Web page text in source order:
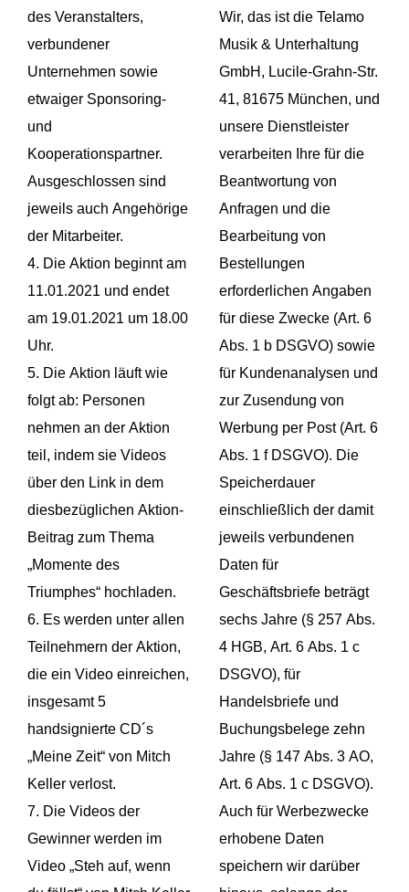
des Veranstalters,
verbundener
Unternehmen sowie
etwaiger Sponsoring-
und
Kooperationspartner.
Ausgeschlossen sind
jeweils auch Angehörige
der Mitarbeiter.
4. Die Aktion beginnt am
11.01.2021 und endet
am 19.01.2021 um 18.00
Uhr.
5. Die Aktion läuft wie
folgt ab: Personen
nehmen an der Aktion
teil, indem sie Videos
über den Link in dem
diesbezüglichen Aktion-
Beitrag zum Thema
„Momente des
Triumphes“ hochladen.
6. Es werden unter allen
Teilnehmern der Aktion,
die ein Video einreichen,
insgesamt 5
handsignierte CD´s
„Meine Zeit“ von Mitch
Keller verlost.
7. Die Videos der
Gewinner werden im
Video „Steh auf, wenn
Wir, das ist die Telamo
Musik & Unterhaltung
GmbH, Lucile-Grahn-Str.
41, 81675 München, und
unsere Dienstleister
verarbeiten Ihre für die
Beantwortung von
Anfragen und die
Bearbeitung von
Bestellungen
erforderlichen Angaben
für diese Zwecke (Art. 6
Abs. 1 b DSGVO) sowie
für Kundenanalysen und
zur Zusendung von
Werbung per Post (Art. 6
Abs. 1 f DSGVO). Die
Speicherdauer
einschließlich der damit
jeweils verbundenen
Daten für
Geschäftsbriefe beträgt
sechs Jahre (§ 257 Abs.
4 HGB, Art. 6 Abs. 1 c
DSGVO), für
Handelsbriefe und
Buchungsbelege zehn
Jahre (§ 147 Abs. 3 AO,
Art. 6 Abs. 1 c DSGVO).
Auch für Werbezwecke
erhobene Daten
speichern wir darüber